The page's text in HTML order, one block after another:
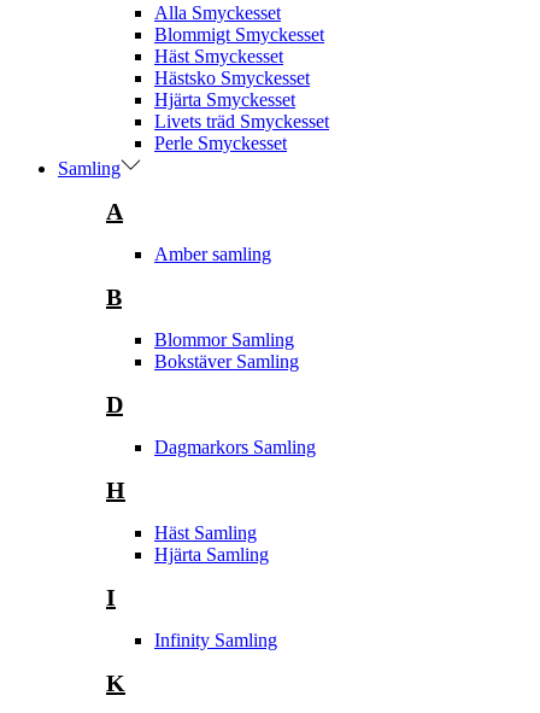
Alla Smyckesset
Blommigt Smyckesset
Häst Smyckesset
Hästsko Smyckesset
Hjärta Smyckesset
Livets träd Smyckesset
Perle Smyckesset
Samling
A
Amber samling
B
Blommor Samling
Bokstäver Samling
D
Dagmarkors Samling
H
Häst Samling
Hjärta Samling
I
Infinity Samling
K